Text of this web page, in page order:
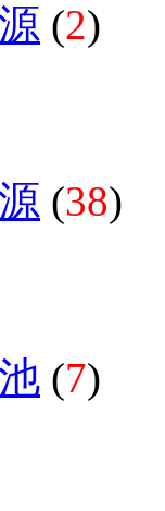
(2)
(38)
(7)